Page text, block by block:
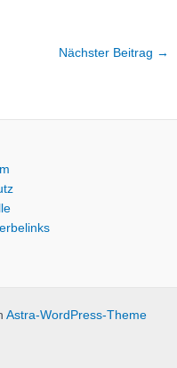
Nächster Beitrag →
Astra-WordPress-Theme